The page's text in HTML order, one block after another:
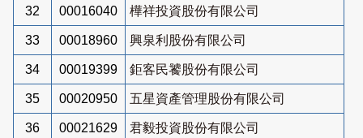
32 00016040 樺祥投資股份有限公司
33 00018960 興泉利股份有限公司
34 00019399 鉅客民饕股份有限公司
35 00020950 五星資產管理股份有限公司
36 00021629 君毅投資股份有限公司